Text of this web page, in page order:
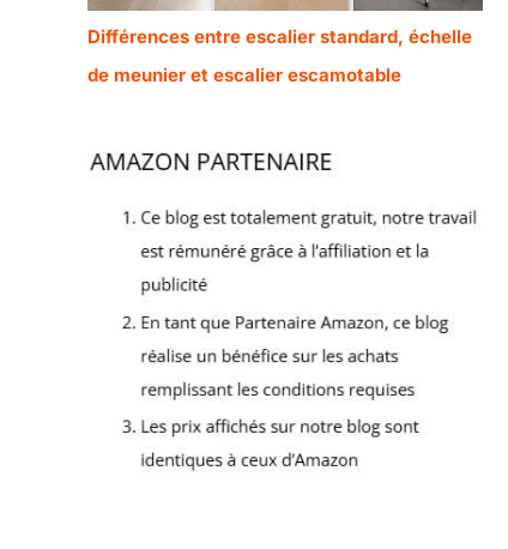
Différences entre escalier standard, échelle
de meunier et escalier escamotable